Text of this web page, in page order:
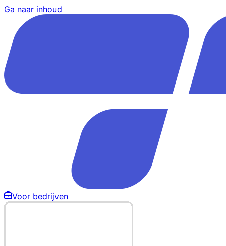
Ga naar inhoud
Voor bedrijven